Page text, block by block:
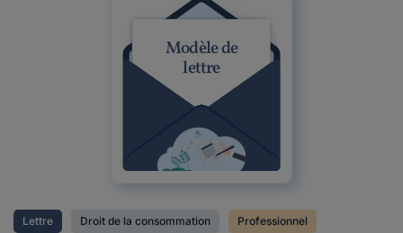
Modèle de
lettre
Lettre Droit de la consommation Professionnel